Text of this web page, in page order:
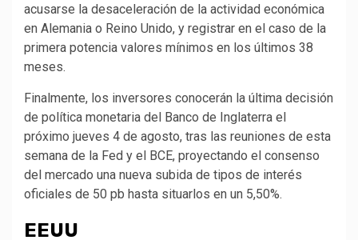
acusarse la desaceleración de la actividad económica
en Alemania o Reino Unido, y registrar en el caso de la
primera potencia valores mínimos en los últimos 38
meses.
Finalmente, los inversores conocerán la última decisión
de política monetaria del Banco de Inglaterra el
próximo jueves 4 de agosto, tras las reuniones de esta
semana de la Fed y el BCE, proyectando el consenso
del mercado una nueva subida de tipos de interés
oficiales de 50 pb hasta situarlos en un 5,50%.
EEUU